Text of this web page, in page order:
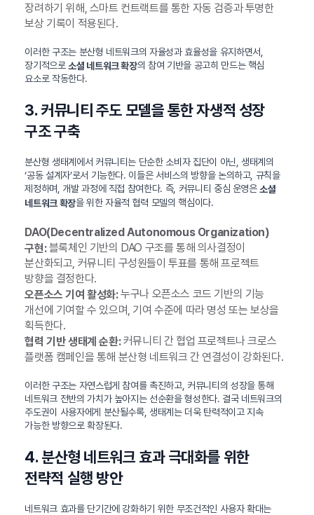
장려하기 위해, 스마트 컨트랙트를 통한 자동 검증과 투명한
보상 기록이 적용된다.
이러한 구조는 분산형 네트워크의 자율성과 효율성을 유지하면서,
장기적으로 소셜 네트워크 확장의 참여 기반을 공고히 만드는 핵심
요소로 작동한다.
3. 커뮤니티 주도 모델을 통한 자생적 성장
구조 구축
분산형 생태계에서 커뮤니티는 단순한 소비자 집단이 아닌, 생태계의
‘공동 설계자’로서 기능한다. 이들은 서비스의 방향을 논의하고, 규칙을
제정하며, 개발 과정에 직접 참여한다. 즉, 커뮤니티 중심 운영은소셜
네트워크 확장을 위한 자율적 협력 모델의 핵심이다.
DAO(Decentralized Autonomous Organization)
구현:블록체인 기반의 DAO 구조를 통해 의사결정이
분산화되고, 커뮤니티 구성원들이 투표를 통해 프로젝트
방향을 결정한다.
오픈소스 기여 활성화:누구나 오픈소스 코드 기반의 기능
개선에 기여할 수 있으며, 기여 수준에 따라 명성 또는 보상을
획득한다.
협력 기반 생태계 순환:커뮤니티 간 협업 프로젝트나 크로스
플랫폼 캠페인을 통해 분산형 네트워크 간 연결성이 강화된다.
이러한 구조는 자연스럽게 참여를 촉진하고, 커뮤니티의 성장을 통해
네트워크 전반의 가치가 높아지는 선순환을 형성한다. 결국 네트워크의
주도권이 사용자에게 분산될수록, 생태계는 더욱 탄력적이고 지속
가능한 방향으로 확장된다.
4. 분산형 네트워크 효과 극대화를 위한
전략적 실행 방안
네트워크 효과를 단기간에 강화하기 위한 무조건적인 사용자 확대는